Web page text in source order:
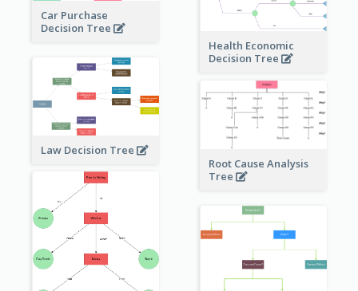
Car Purchase
Decision Tree
Health Economic
Decision Tree
Law Decision Tree
Root Cause Analysis
Tree